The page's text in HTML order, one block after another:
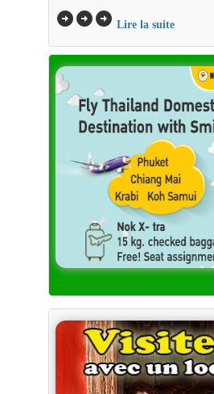
arrow_circle_rightarrow_circle_rightarrow_circle_right Lire la suite